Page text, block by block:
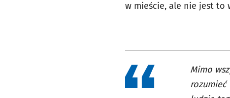
w mieście, ale nie jest to
Mimo
rozumieć